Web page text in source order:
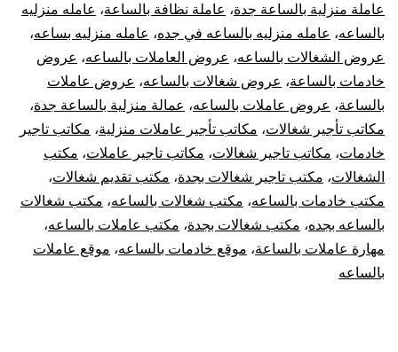
عاملة منزلية بالساعة جدة، عاملة نظافة بالساعة، عامله منزليه
بالساعه، عامله منزليه بالساعه في جده، عامله منزليه بساعه،
عروض الشغالات بالساعه، عروض العاملات بالساعه، عروض
خادمات بالساعة، عروض شغالات بالساعه، عروض عاملات
بالساعة، عروض عاملات بالساعه، عمالة منزلية بالساعة جدة،
مكاتب تأجير شغالات، مكاتب تأجير عاملات منزلية، مكاتب تاجير
خادمات، مكاتب تاجير شغالات، مكاتب تاجير عاملات، مكتب
الشغالات، مكتب تاجير شغالات بجدة، مكتب تقديم شغالات،
مكتب خادمات بالساعه، مكتب شغالات بالساعه، مكتب شغالات
بالساعه بجده، مكتب شغالات بجدة، مكتب عاملات بالساعه،
مهارة عاملات بالساعة، موقع خادمات بالساعه، موقع عاملات
بالساعه